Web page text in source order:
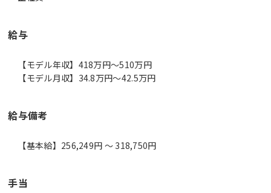
給与
【モデル年収】418万円〜510万円
【モデル月収】34.8万円〜42.5万円
給与備考
手当